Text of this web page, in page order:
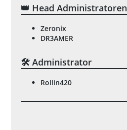
👑 Head Administratoren
Zeronix
DR3AMER
🛠️ Administrator
Rollin420